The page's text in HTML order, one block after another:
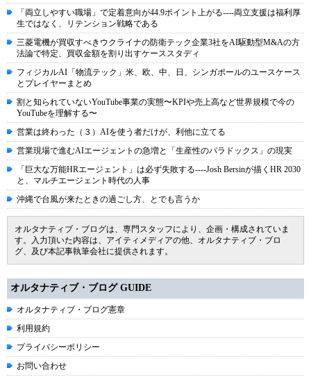
「両立しやすい職場」で定着意向が44.9ポイント上がる----両立支援は福利厚
生ではなく、リテンション戦略である
三菱電機が買収すべきウクライナの防衛テック企業3社をAI駆動型M&Aの方
法論で特定、買収金額を割り出すケーススタディ
フィジカルAI「物流テック」米、欧、中、日、シンガポールのユースケース
とプレイヤーまとめ
割と知られていないYouTube事業の実態〜KPIや売上高など世界規模で今の
YouTubeを理解する〜
営業は終わった（３）AIを使う者だけが、利他に立てる
営業現場で進むAIエージェントの急増と「生産性のパラドックス」の現実
「巨大な万能HRエージェント」は必ず失敗する----Josh Bersinが描くHR 2030
と、マルチエージェント時代の人事
沖縄で台風が来たときの過ごし方、とでも言うか
オルタナティブ・ブログは、専門スタッフにより、企画・構成されていま
す。入力頂いた内容は、アイティメディアの他、オルタナティブ・ブロ
グ、及び本記事執筆会社に提供されます。
オルタナティブ・ブログ GUIDE
オルタナティブ・ブログ憲章
利用規約
プライバシーポリシー
お問い合わせ